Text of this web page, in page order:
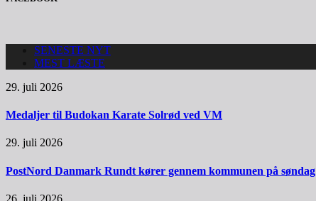
SENESTE NYT
MEST LÆSTE
29. juli 2026
Medaljer til Budokan Karate Solrød ved VM
29. juli 2026
PostNord Danmark Rundt kører gennem kommunen på søndag
26. juli 2026